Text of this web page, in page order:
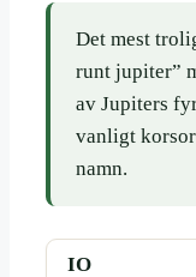
Det mest
runt jupiter”
av Jupiters
vanligt
namn.
IO